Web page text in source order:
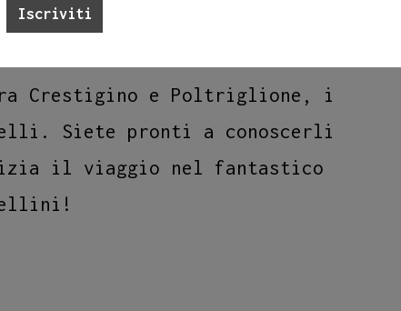
dei Mostrellini,
della “Grande scuola delle
Crestigino e Poltriglione, i
Siete pronti a conoscerli
il viaggio nel fantastico